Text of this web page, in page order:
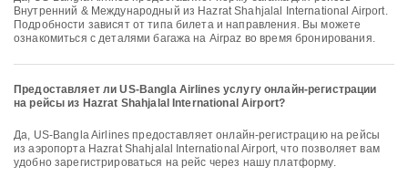
Внутренний & Международный из Hazrat Shahjalal International Airport.
Подробности зависят от типа билета и направления. Вы можете
ознакомиться с деталями багажа на Airpaz во время бронирования.
Предоставляет ли US-Bangla Airlines услугу онлайн-регистрации
на рейсы из Hazrat Shahjalal International Airport?
Да, US-Bangla Airlines предоставляет онлайн-регистрацию на рейсы
из аэропорта Hazrat Shahjalal International Airport, что позволяет вам
удобно зарегистрироваться на рейс через нашу платформу.